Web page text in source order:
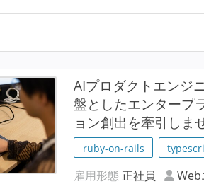
AIプロダクトエンジ
盤としたエンタープ
ョン創出を牽引しま
ruby-on-rails
雇用形態 正社員 Web